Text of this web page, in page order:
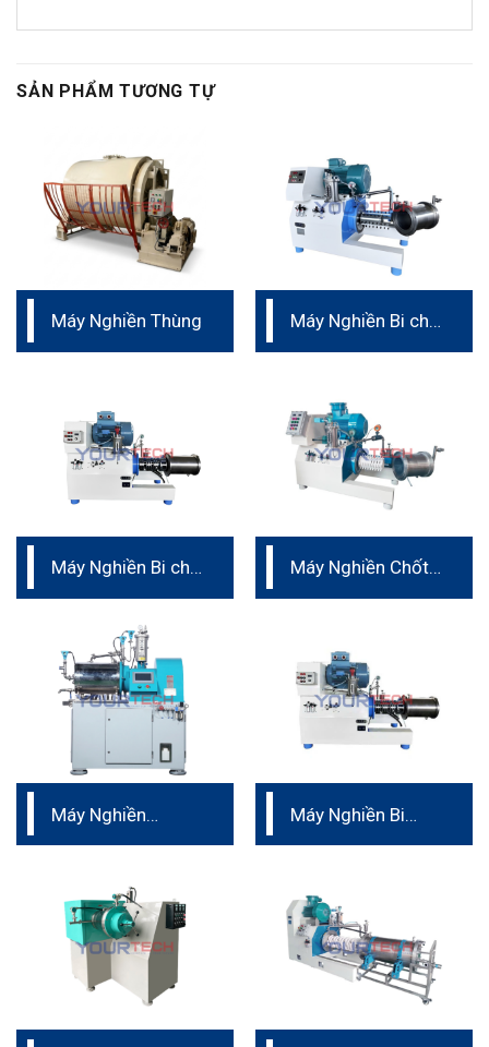
SẢN PHẨM TƯƠNG TỰ
Máy Nghiền Thùng
Máy Nghiền Bi cho
Máy Nghiền Bi cho
Máy Nghiền Chốt
Máy Nghiền
Máy Nghiền Bi